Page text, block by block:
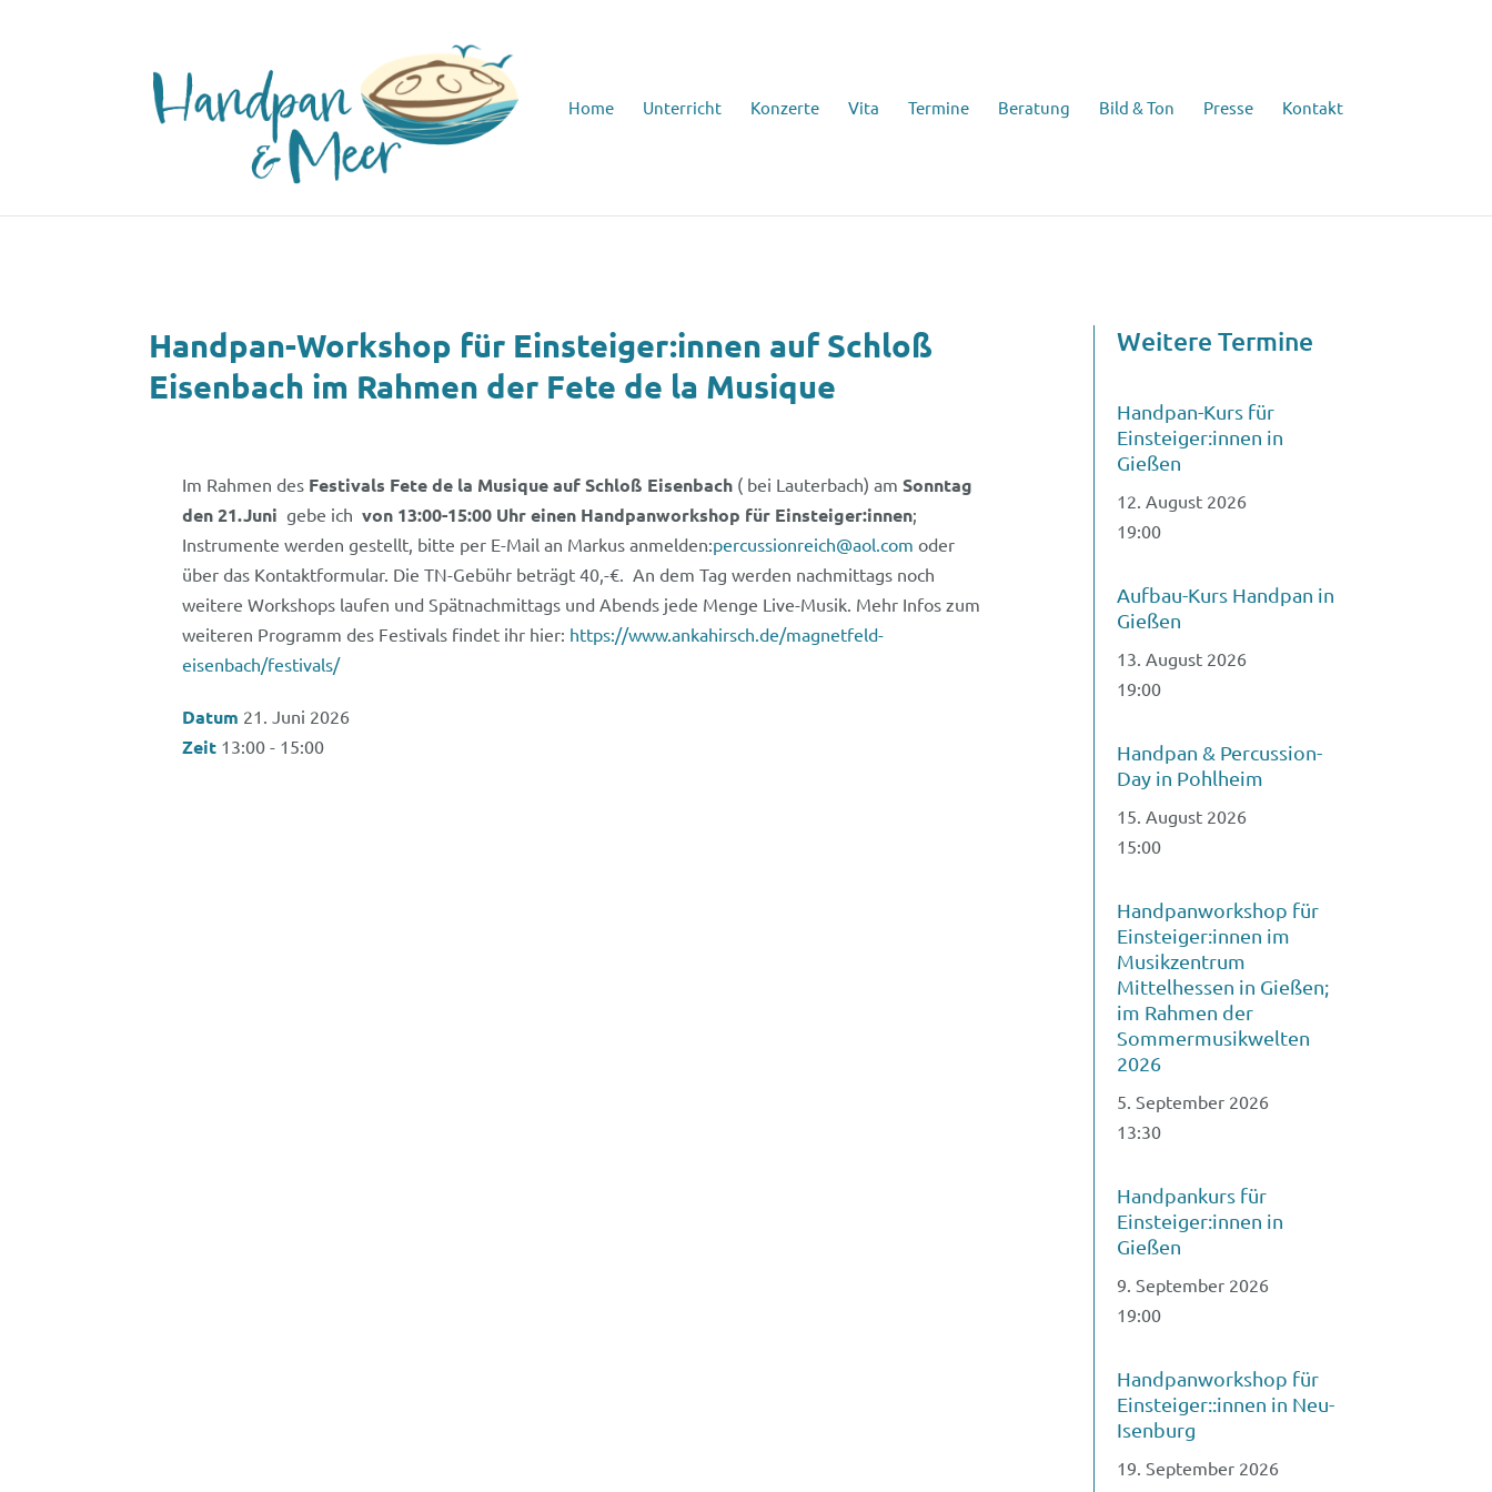
Home Unterricht Konzerte Vita Termine Beratung Bild & Ton Presse Kontakt
Handpan-Workshop für Einsteiger:innen auf Schloß
Eisenbach im Rahmen der Fete de la Musique
Im Rahmen des Festivals Fete de la Musique auf Schloß Eisenbach ( bei Lauterbach) amSonntag
den 21.Juni gebe ich von 13:00-15:00 Uhr einen Handpanworkshop für Einsteiger:innen;
Instrumente werden gestellt, bitte per E-Mail an Markus anmelden:percussionreich@aol.com oder
über das Kontaktformular. Die TN-Gebühr beträgt 40,-€. An dem Tag werden nachmittags noch
weitere Workshops laufen und Spätnachmittags und Abends jede Menge Live-Musik. Mehr Infos zum
weiteren Programm des Festivals findet ihr hier: https://www.ankahirsch.de/magnetfeld-
eisenbach/festivals/
Datum 21. Juni 2026
Zeit 13:00 - 15:00
Weitere Termine
Handpan-Kurs für
Einsteiger:innen in
Gießen
12. August 2026
19:00
Aufbau-Kurs Handpan in
Gießen
13. August 2026
19:00
Handpan & Percussion-
Day in Pohlheim
15. August 2026
15:00
Handpanworkshop für
Einsteiger:innen im
Musikzentrum
Mittelhessen in Gießen;
im Rahmen der
Sommermusikwelten
2026
5. September 2026
13:30
Handpankurs für
Einsteiger:innen in
Gießen
9. September 2026
19:00
Handpanworkshop für
Einsteiger::innen in Neu-
Isenburg
19. September 2026